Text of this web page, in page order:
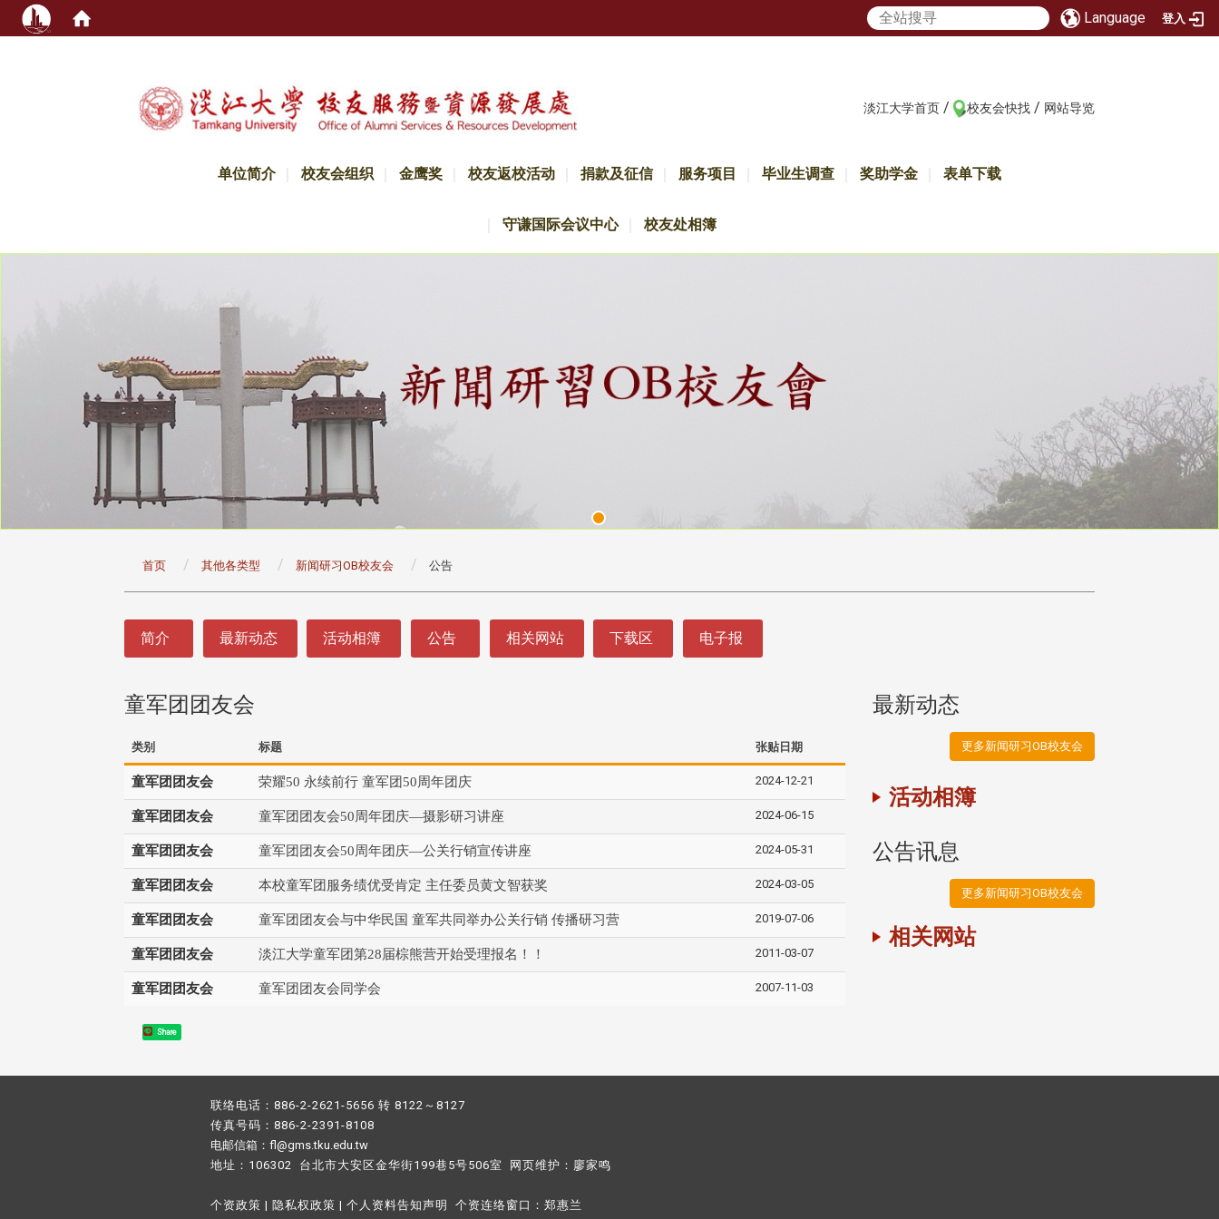
Language 登入
淡江大学首页 / 校友会快找 / 网站导览
单位简介 校友会组织 金鹰奖 校友返校活动 捐款及征信 服务项目 毕业生调查 奖助学金 表单下载
守谦国际会议中心 校友处相簿
首页 其他各类型 新闻研习OB校友会 公告
简介 最新动态 活动相簿 公告 相关网站 下载区 电子报
童军团团友会
类别 标题 张贴日期
童军团团友会 荣耀50 永续前行 童军团50周年团庆 2024-12-21
童军团团友会 童军团团友会50周年团庆—摄影研习讲座 2024-06-15
童军团团友会 童军团团友会50周年团庆—公关行销宣传讲座 2024-05-31
童军团团友会 本校童军团服务绩优受肯定 主任委员黄文智获奖 2024-03-05
童军团团友会 童军团团友会与中华民国 童军共同举办公关行销 传播研习营 2019-07-06
童军团团友会 淡江大学童军团第28届棕熊营开始受理报名！！ 2011-03-07
童军团团友会 童军团团友会同学会 2007-11-03
Share
最新动态
更多新闻研习OB校友会
活动相簿
公告讯息
更多新闻研习OB校友会
相关网站
联络电话：886-2-2621-5656 转 8122～8127
传真号码：886-2-2391-8108
电邮信箱：fl@gms.tku.edu.tw
地址：106302 台北市大安区金华街199巷5号506室 网页维护： 廖家鸣​
个资政策 | 隐私权政策 | 个人资料告知声明 个资连络窗口： 郑惠兰